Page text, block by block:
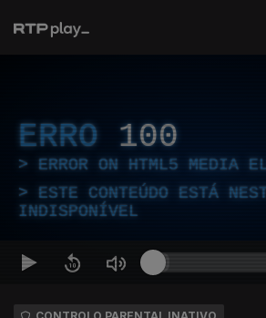
ERRO 100
ERROR ON HTML5 MEDIA
ESTE CONTEÚDO ESTÁ
INDISPONÍVEL